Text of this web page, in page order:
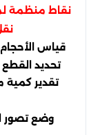
نقاط منظمة
قياس الأحجام
تحديد
تقدير كمية
وضع تصور